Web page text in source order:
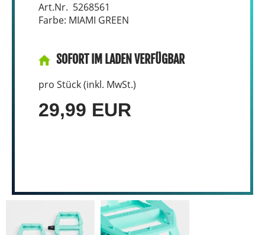
Art.Nr. 5268561
Farbe: MIAMI GREEN
SOFORT IM LADEN VERFÜGBAR
pro Stück (inkl. MwSt.)
29,99 EUR